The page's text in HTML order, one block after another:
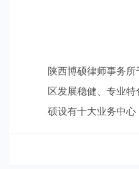
陕西博硕律师事务
区发展稳健、专业
硕设有十大业务中